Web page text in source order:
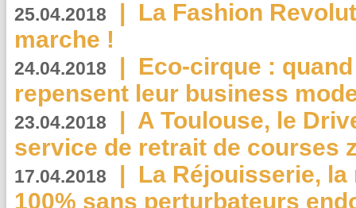
25.04.2018 | La Fashion
marche !
24.04.2018 | Eco-cirque :
repensent leur business
23.04.2018 | A Toulouse, le
service de retrait de courses
17.04.2018 | La Réjouisserie,
100% sans perturbateurs